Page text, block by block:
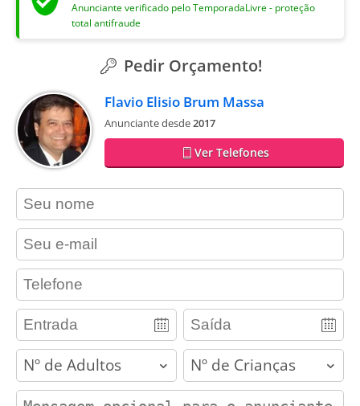
Anunciante verificado pelo TemporadaLivre - proteção
total antifraude
Pedir Orçamento!
Flavio Elisio Brum Massa
Anunciante desde2017
Ver Telefones
contact_name
contact_email
contact_phone
adults children
contact_message